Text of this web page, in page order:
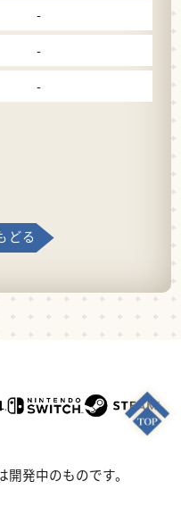
-
-
-
どる
発中のものです。